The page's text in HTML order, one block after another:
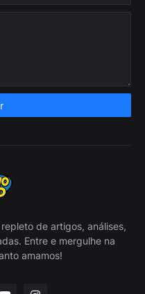
de artigos, análises,
Entre e mergulhe na
amamos!